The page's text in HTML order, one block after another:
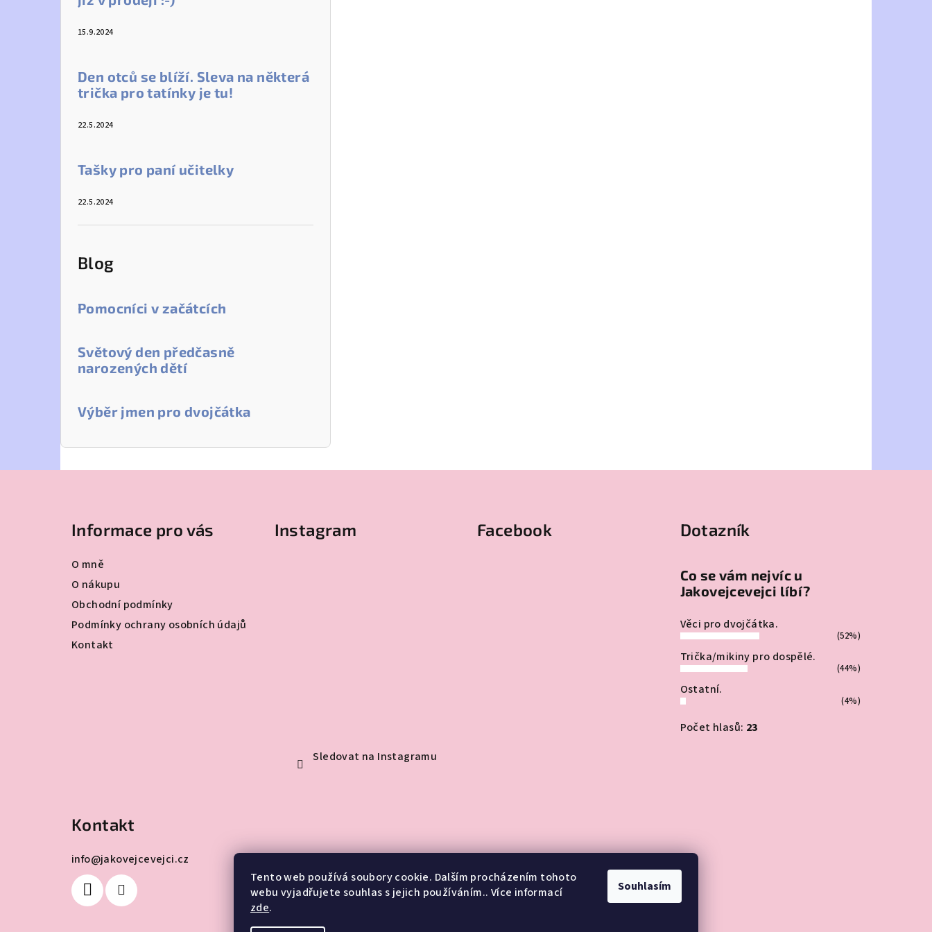
Tento web používá soubory cookie. Dalším procházením tohoto
webu vyjadřujete souhlas s jejich používáním.. Více informací
zde.
Souhlasím
15.9.2024
Den otců se blíží. Sleva na některá
trička pro tatínky je tu!
22.5.2024
Tašky pro paní učitelky
22.5.2024
Blog
Pomocníci v začátcích
Světový den předčasně
narozených dětí
Výběr jmen pro dvojčátka
Informace pro vás
O mně
O nákupu
Obchodní podmínky
Podmínky ochrany osobních údajů
Kontakt
Instagram
Sledovat na Instagramu
Facebook Dotazník
Co se vám nejvíc u
Jakovejcevejci líbí?
Věci pro dvojčátka.
(52%)
Trička/mikiny pro dospělé.
(44%)
Ostatní.
(4%)
Počet hlasů: 23
Kontakt
info@jakovejcevejci.cz